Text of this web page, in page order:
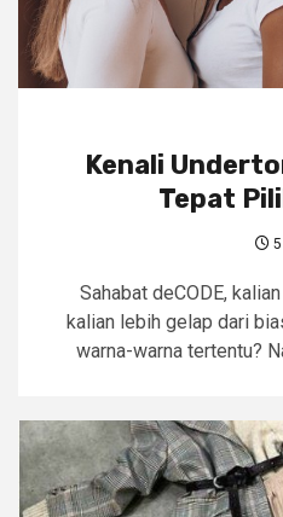
Kenali
Tepat
Sahabat deCODE,
kalian lebih gelap dari
warna-warna tertentu?